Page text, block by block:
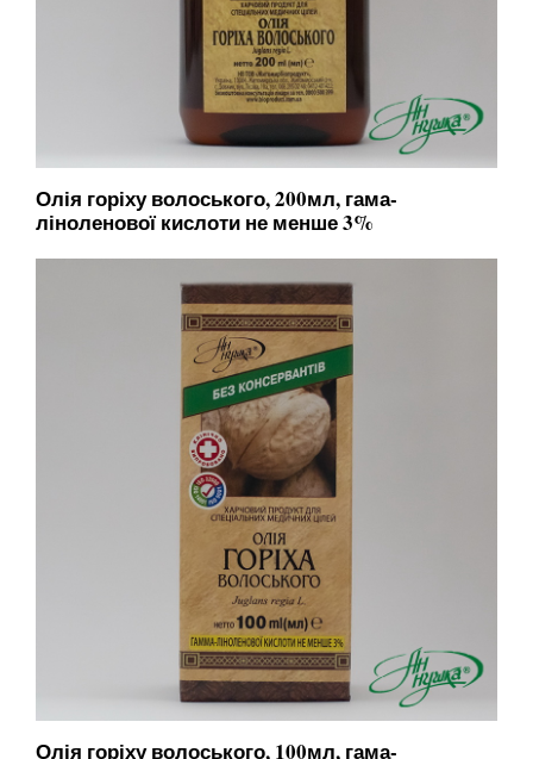
Олія горіху волоського, 200мл, гама-
ліноленової кислоти не менше 3%
Олія горіху волоського, 100мл, гама-